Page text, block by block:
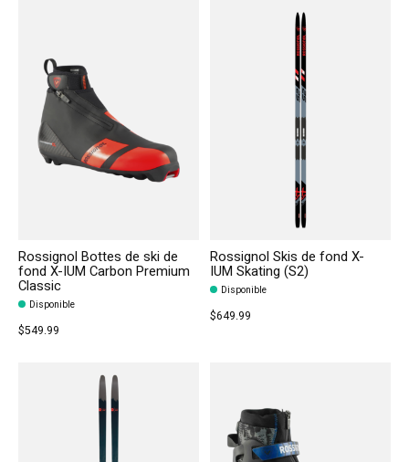
Rossignol Bottes de ski de
fond X-IUM Carbon Premium
Classic
Disponible
$549.99
Rossignol Skis de fond X-
IUM Skating (S2)
Disponible
$649.99